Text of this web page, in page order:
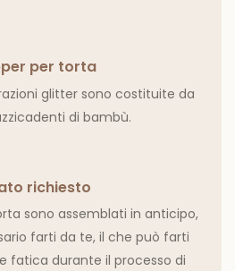
per torta
glitter sono costituite da
di bambù.
richiesto
sono assemblati in anticipo,
farti da te, il che può farti
fatica durante il processo di